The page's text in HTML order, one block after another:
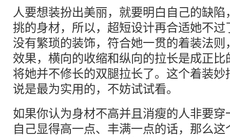
人要想装扮出美丽，就要明白自己的缺
挑的身材，所以，超短设计再合适她不
没有繁琐的装饰，符合她一贯的着装法
效果，横向的收缩和纵向的拉长是成正
将她并不修长的双腿拉长了。这个着装
说是最为实用的，不妨试试看。
如果你认为身材不高并且消瘦的人非要
自己显得高一点、丰满一点的话，那么